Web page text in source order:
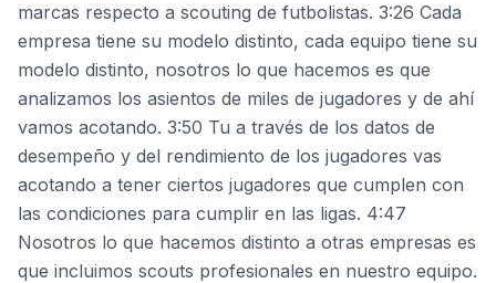
marcas respecto a scouting de futbolistas. 3:26 Cada
empresa tiene su modelo distinto, cada equipo tiene su
modelo distinto, nosotros lo que hacemos es que
analizamos los asientos de miles de jugadores y de ahí
vamos acotando. 3:50 Tu a través de los datos de
desempeño y del rendimiento de los jugadores vas
acotando a tener ciertos jugadores que cumplen con
las condiciones para cumplir en las ligas. 4:47
Nosotros lo que hacemos distinto a otras empresas es
que incluimos scouts profesionales en nuestro equipo.